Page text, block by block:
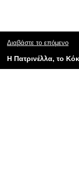
Διαβάστε το επόμενο
H Πατρινέλλα, το